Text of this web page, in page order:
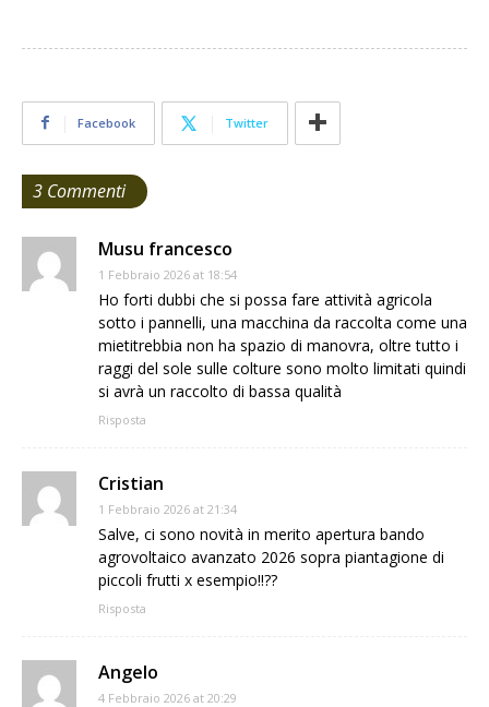
Facebook Twitter
3 Commenti
Musu francesco
1 Febbraio 2026 at 18:54
Ho forti dubbi che si possa fare attività agricola
sotto i pannelli, una macchina da raccolta come una
mietitrebbia non ha spazio di manovra, oltre tutto i
raggi del sole sulle colture sono molto limitati quindi
si avrà un raccolto di bassa qualità
Risposta
Cristian
1 Febbraio 2026 at 21:34
Salve, ci sono novità in merito apertura bando
agrovoltaico avanzato 2026 sopra piantagione di
piccoli frutti x esempio!!??
Risposta
Angelo
4 Febbraio 2026 at 20:29